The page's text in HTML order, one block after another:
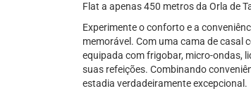
Flat a apenas 450 metros da Orla de
Experimente o conforto e a
memorável. Com uma cama de casal
equipada com frigobar, micro-ondas,
suas refeições. Combinando
estadia verdadeiramente excepcional.